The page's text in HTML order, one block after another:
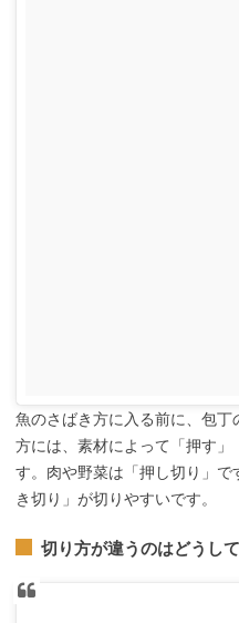
魚のさばき方に入る前に、包丁
方には、素材によって「押す」
す。肉や野菜は「押し切り」で
き切り」が切りやすいです。
切り方が違うのはどうし